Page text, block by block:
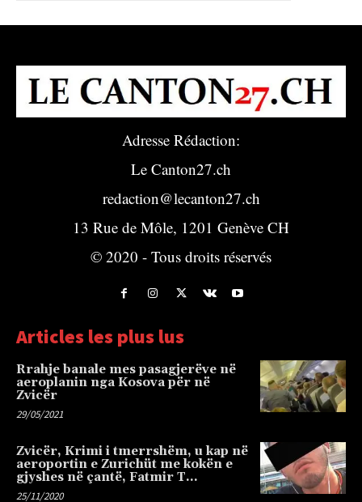
Adresse Rédaction:
Le Canton27.ch
redaction@lecanton27.ch
13 Rue de Môle, 1201 Genève CH
© 2020 - Tous droits réservés
Articles les plus lus
Rrahje banale mes pasagjerëve në
aeroplanin nga Kosova për në
Zvicër
29/05/2021
Zvicër, Krimi i tmerrshëm, u kap në
aeroportin e Zurichüt me kokën e
gjyshes në çantë, Fatmir T…
25/11/2020